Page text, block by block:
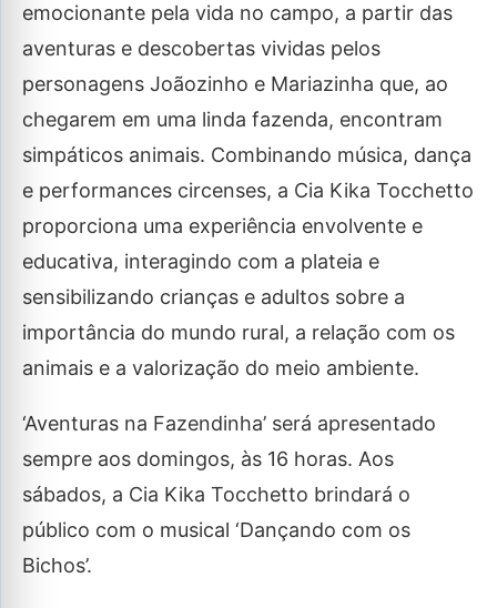
emocionante pela vida no campo, a partir das
aventuras e descobertas vividas pelos
personagens Joãozinho e Mariazinha que, ao
chegarem em uma linda fazenda, encontram
simpáticos animais. Combinando música, dança
e performances circenses, a Cia Kika Tocchetto
proporciona uma experiência envolvente e
educativa, interagindo com a plateia e
sensibilizando crianças e adultos sobre a
importância do mundo rural, a relação com os
animais e a valorização do meio ambiente.
‘Aventuras na Fazendinha’ será apresentado
sempre aos domingos, às 16 horas. Aos
sábados, a Cia Kika Tocchetto brindará o
público com o musical ‘Dançando com os
Bichos’.